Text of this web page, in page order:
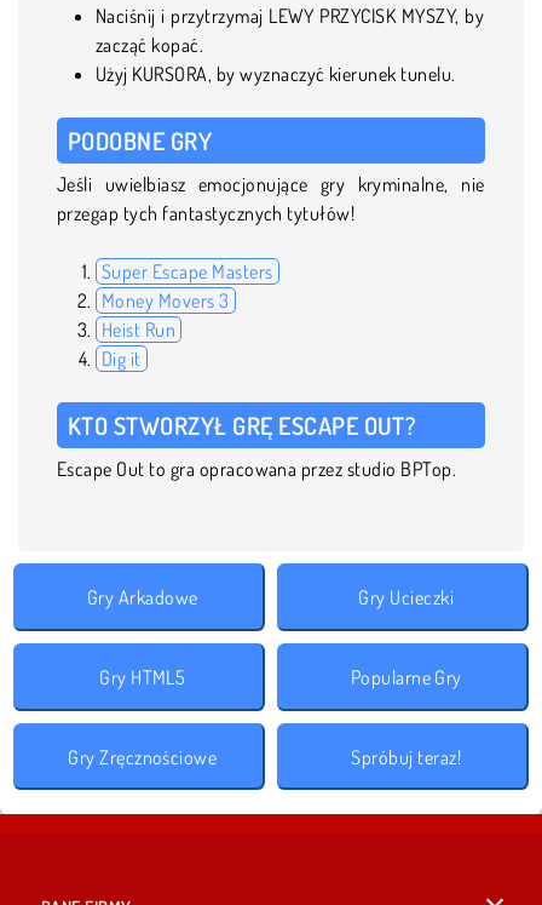
Naciśnij i przytrzymaj LEWY PRZYCISK MYSZY, by
zacząć kopać.
Użyj KURSORA, by wyznaczyć kierunek tunelu.
PODOBNE GRY
Jeśli uwielbiasz emocjonujące gry kryminalne, nie
przegap tych fantastycznych tytułów!
Super Escape Masters
Money Movers 3
Heist Run
Dig it
KTO STWORZYŁ GRĘ ESCAPE OUT?
Escape Out to gra opracowana przez studio BPTop.
Gry Arkadowe Gry Ucieczki
Gry HTML5 Popularne Gry
Gry Zręcznościowe Spróbuj teraz!